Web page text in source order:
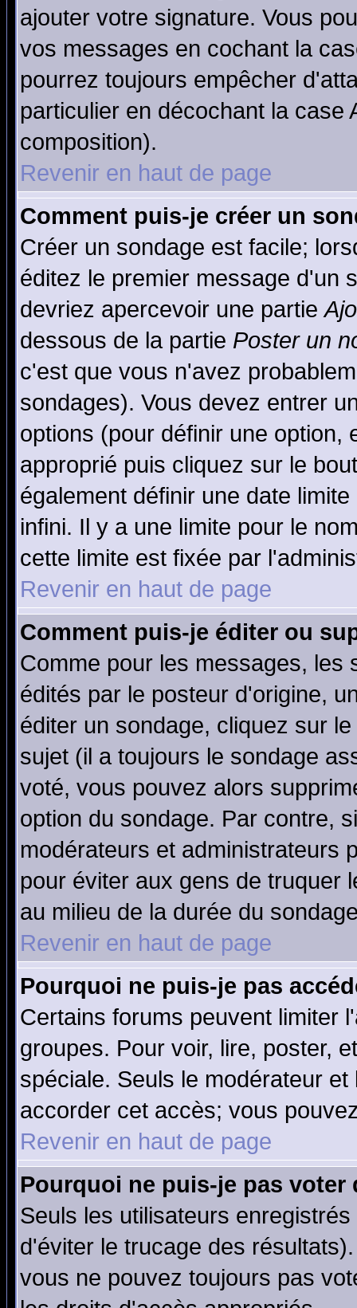
ajouter votre signature. Vous
vos messages en cochant la
pourrez toujours empêcher
particulier en décochant la
composition).
Revenir en haut de page
Comment puis-je créer un
Créer un sondage est facile;
éditez le premier message d'un
devriez apercevoir une partie
dessous de la partie Poster un
c'est que vous n'avez
sondages). Vous devez entrer
options (pour définir une option,
approprié puis cliquez sur le
également définir une date
infini. Il y a une limite pour le
cette limite est fixée par
Revenir en haut de page
Comment puis-je éditer ou
Comme pour les messages, les
édités par le posteur d'origine,
éditer un sondage, cliquez sur
sujet (il a toujours le sondage
voté, vous pouvez alors
option du sondage. Par contre,
modérateurs et administrateurs
pour éviter aux gens de truquer
au milieu de la durée du
Revenir en haut de page
Pourquoi ne puis-je pas
Certains forums peuvent limiter
groupes. Pour voir, lire, poster,
spéciale. Seuls le modérateur
accorder cet accès; vous
Revenir en haut de page
Pourquoi ne puis-je pas voter
Seuls les utilisateurs
d'éviter le trucage des
vous ne pouvez toujours pas